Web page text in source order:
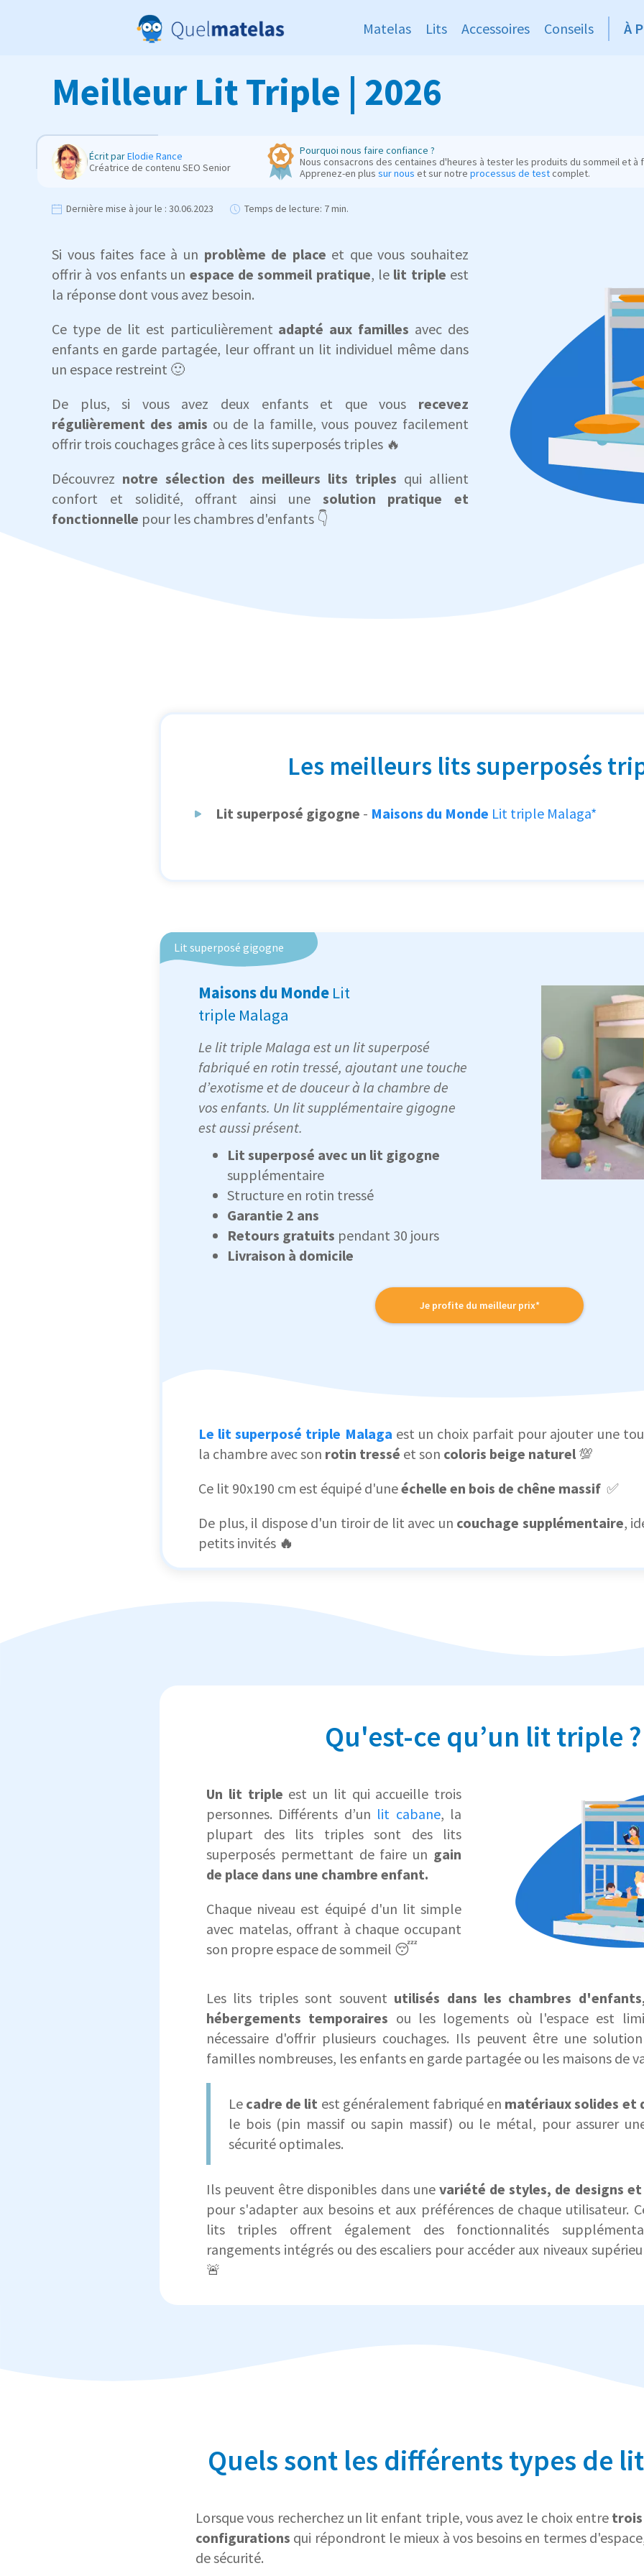
Matelas Lits Accessoires Conseils À
Meilleur Lit Triple | 2026
Écrit parElodie Rance
Créatrice de contenu SEO Senior
Pourquoi nous faire confiance ?
Nous consacrons des centaines d'heures à tester les produits du sommeil et
Apprenez-en plus sur nous et sur notre processus de testcomplet.
Dernière mise à jour le : 30.06.2023 Temps de lecture: 7 min.
Si vous faites face à un problème de place et que vous souhaitez
offrir à vos enfants un espace de sommeil pratique, le lit triple est
la réponse dont vous avez besoin.
Ce type de lit est particulièrement adapté aux familles avec des
enfants en garde partagée, leur offrant un lit individuel même dans
un espace restreint 🙂
De plus, si vous avez deux enfants et que vous recevez
régulièrement des amis ou de la famille, vous pouvez facilement
offrir trois couchages grâce à ces lits superposés triples 🔥
Découvrez notre sélection des meilleurs lits triples qui allient
confort et solidité, offrant ainsi une solution pratique et
fonctionnelle pour les chambres d'enfants 👇
Les meilleurs lits superposés
Lit superposé gigogne - Maisons du Monde Lit triple Malaga*
Lit superposé gigogne
Maisons du Monde Lit
triple Malaga
Le lit triple Malaga est un lit superposé
fabriqué en rotin tressé, ajoutant une touche
d’exotisme et de douceur à la chambre de
vos enfants. Un lit supplémentaire gigogne
est aussi présent.
Lit superposé avec un lit gigogne
supplémentaire
Structure en rotin tressé
Garantie 2 ans
Retours gratuits pendant 30 jours
Livraison à domicile
Je profite du meilleur prix*
Le lit superposé triple Malaga est un choix parfait pour ajouter une
la chambre avec son rotin tressé et son coloris beige naturel 💯
Ce lit 90x190 cm est équipé d'uneéchelle en bois de chêne massif ✅
De plus, il dispose d'un tiroir de lit avec un couchage supplémentaire,
petits invités 🔥
Qu'est-ce qu’un lit triple ?
Un lit triple est un lit qui accueille trois
personnes. Différents d’un lit cabane, la
plupart des lits triples sont des lits
superposés permettant de faire un gain
de place dans une chambre enfant.
Chaque niveau est équipé d'un lit simple
avec matelas, offrant à chaque occupant
son propre espace de sommeil 😴
Les lits triples sont souvent utilisés dans les chambres
hébergements temporaires ou les logements où l'espace est
nécessaire d'offrir plusieurs couchages. Ils peuvent être une
familles nombreuses, les enfants en garde partagée ou les maisons de
Le cadre de lit est généralement fabriqué en matériaux solides et
le bois (pin massif ou sapin massif) ou le métal, pour assurer
sécurité optimales.
Ils peuvent être disponibles dans une variété de styles, de designs
pour s'adapter aux besoins et aux préférences de chaque utilisateur.
lits triples offrent également des fonctionnalités
rangements intégrés ou des escaliers pour accéder aux niveaux
🚨
Quels sont les différents types de
Lorsque vous recherchez un lit enfant triple, vous avez le choix entre trois
configurations qui répondront le mieux à vos besoins en termes
de sécurité.